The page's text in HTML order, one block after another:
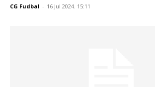
CG Fudbal - 16 Jul 2024. 15:11